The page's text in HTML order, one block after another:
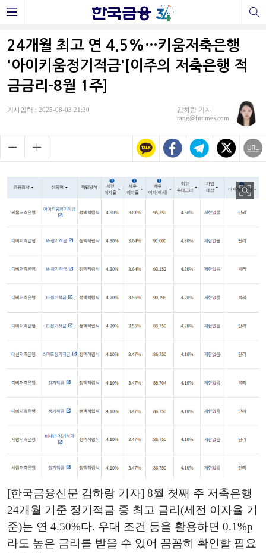
24개월 최고 연 4.5%…키움저축은행
'아이키움정기적금'[이주의 저축은행 적
금금리-8월 1주]
기사입력 : 2025-08-03 21:30
김하랑 기자
rang@fntimes.com
[한국금융신문 김하랑 기자] 8월 첫째 주 저축은행
24개월 기준 정기적금 중 최고 금리(세전 이자율 기
준)는 연 4.50%다. 우대 조건 등을 활용하면 0.1%p
라도 높은 금리를 받을 수 있어 꼼꼼히 확인할 필요